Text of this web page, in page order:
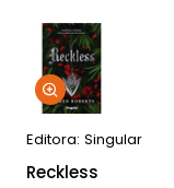
Editora: Singular
Reckless